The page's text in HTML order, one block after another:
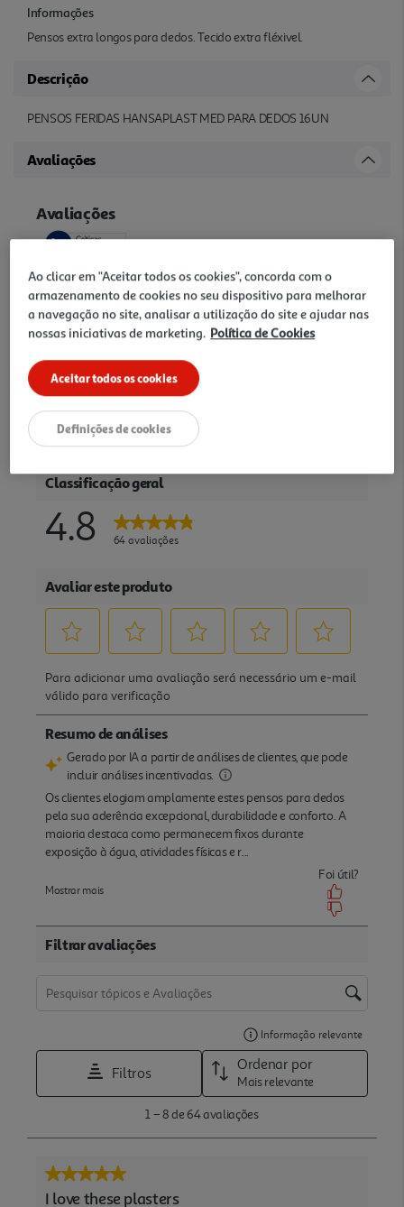
Informações
Pensos extra longos para dedos. Tecido extra fléxivel.
Descrição
PENSOS FERIDAS HANSAPLAST MED PARA DEDOS 16UN
Avaliações
Ao clicar em "Aceitar todos os cookies", concorda com o
armazenamento de cookies no seu dispositivo para melhorar
a navegação no site, analisar a utilização do site e ajudar nas
nossas iniciativas de marketing. Política de Cookies
Aceitar todos os cookies
Definições de cookies